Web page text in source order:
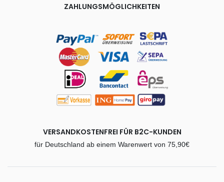
ZAHLUNGSMÖGLICHKEITEN
VERSANDKOSTENFREI FÜR B2C-KUNDEN
für Deutschland ab einem Warenwert von 75,90€